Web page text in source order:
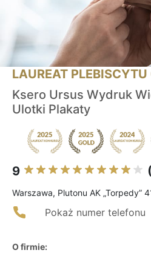
LAUREAT PLEBISCYTU
Ksero Ursus Wydruk
Ulotki Plakaty
9
Warszawa, Plutonu AK „Torpedy”
Pokaż numer telefonu
O firmie: